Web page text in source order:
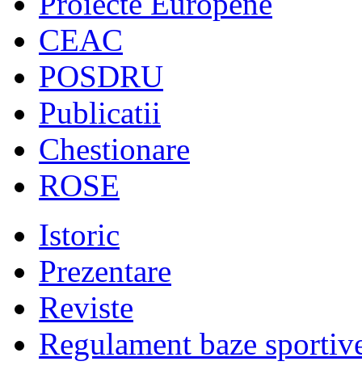
CEAC
POSDRU
Publicatii
Chestionare
ROSE
Istoric
Prezentare
Reviste
Regulament baze